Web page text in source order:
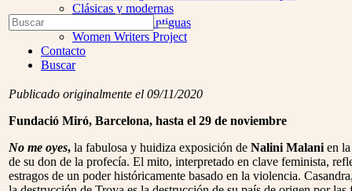
Clásicas y modernas
Colección Las Antiguas
Women Writers Project
Contacto
Buscar
Open
Mobile
Menu
Buscar
Enviar
Publicado originalmente el 09/11/2020
Fundació Miró, Barcelona, hasta el 29 de noviembre
No me oyes, la fabulosa y huidiza exposición de Nalini Malani en
de su don de la profecía. El mito, interpretado en clave feminista,
estragos de un poder históricamente basado en la violencia.